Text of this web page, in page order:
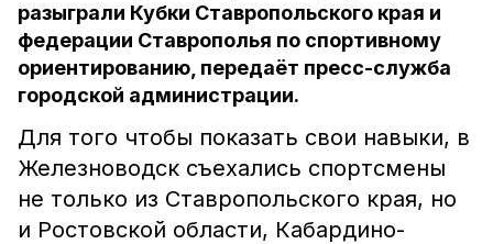
разыграли Кубки Ставропольского края и
федерации Ставрополья по спортивному
ориентированию, передаёт пресс-служба
городской администрации.
Для того чтобы показать свои навыки, в
Железноводск съехались спортсмены
не только из Ставропольского края, но
и Ростовской области, Кабардино-